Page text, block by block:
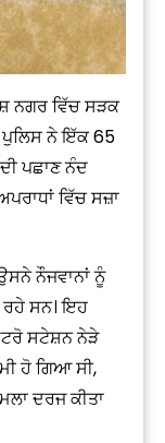
ਨਗਰ ਵਿੱਚ ਸੜਕ
ਪੁਲਿਸ ਨੇ ਇੱਕ 65
ਪਛਾਣ ਨੰਦ
ਵਿੱਚ ਸਜ਼ਾ
ਨੌਜਵਾਨਾਂ ਨੂੰ
ਸਨ। ਇਹ
ਸਟੇਸ਼ਨ ਨੇੜੇ
ਹੋ ਗਿਆ ਸੀ,
ਦਰਜ ਕੀਤਾ